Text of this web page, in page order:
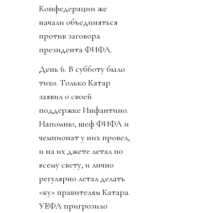
Конфедерации же
начали объединяться
против заговора
президента ФИФА.
День 6. В субботу было
тихо. Только Катар
заявил о своей
поддержке Инфантино.
Напомню, шеф ФИФА и
чемпионат у них провел,
и на их джете летал по
всему свету, и лично
регулярно летал делать
«ку» правителям Катара.
УЕФА пригрозило